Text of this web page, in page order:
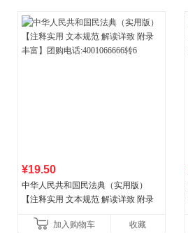
¥19.50
中华人民共和国民法典（实用版）
【注释实用 文本规范 解读详致 附录
加入购物车
收藏